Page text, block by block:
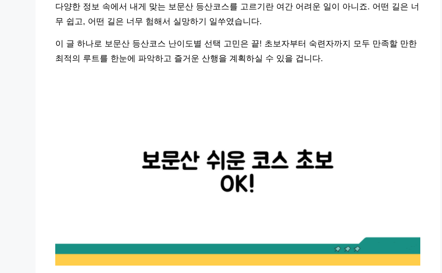
다양한 정보 속에서 내게 맞는 보문산 등산코스를 고르기란 여간 어려운 일이 아니죠. 어떤 길은 너
무 쉽고, 어떤 길은 너무 험해서 실망하기 일쑤였습니다.
이 글 하나로 보문산 등산코스 난이도별 선택 고민은 끝! 초보자부터 숙련자까지 모두 만족할 만한
최적의 루트를 한눈에 파악하고 즐거운 산행을 계획하실 수 있을 겁니다.